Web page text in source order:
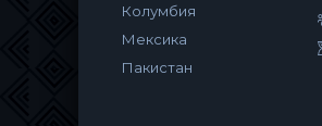
Колумбия
Мексика
Пакистан